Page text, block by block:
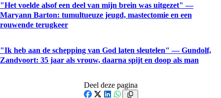
"Het voelde alsof een deel van mijn brein was uitgezet" —
Maryann Barton: tumultueuze jeugd, mastectomie en een
rouwende terugkeer
"Ik heb aan de schepping van God laten sleutelen" — Gundolf,
Zandvoort: 35 jaar als vrouw, daarna spijt en doop als man
Deel deze pagina